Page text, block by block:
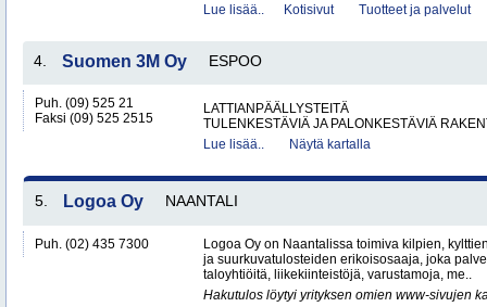
Lue lisää..
Kotisivut Tuotteet ja palvelut
4. Suomen 3M Oy ESPOO
Puh. (09) 525 21
Faksi (09) 525 2515
LATTIANPÄÄLLYSTEITÄ
TULENKESTÄVIÄ JA PALONKESTÄVIÄ
Lue lisää..
Näytä kartalla
5. Logoa Oy NAANTALI
Puh. (02) 435 7300
Logoa Oy on Naantalissa toimiva kilpien,
ja suurkuvatulosteiden erikoisosaaja, joka
taloyhtiöitä, liikekiinteistöjä, varustamoja, me..
Hakutulos löytyi yrityksen omien www-sivujen